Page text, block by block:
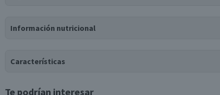
Información nutricional
Tabla nutricional
Características
Te podrían interesar